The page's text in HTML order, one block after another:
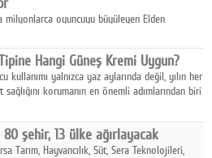
milyonlarca oyuncuyu büyüleyen Elden
fantastik atmosferi bir araya getirmeyi
Hangi Güneş Kremi Uygun?
kullanımı yalnızca yaz aylarında değil, yılın her
korumanın en önemli adımlarından biri
80 şehir, 13 ülke ağırlayacak
Tarım, Hayvancılık, Süt, Sera Teknolojileri,